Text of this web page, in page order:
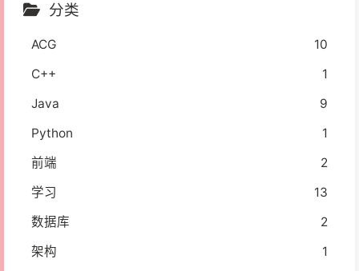
分类
ACG
10
C++
1
Java
9
Python
1
前端
2
学习
13
数据库
2
架构
1